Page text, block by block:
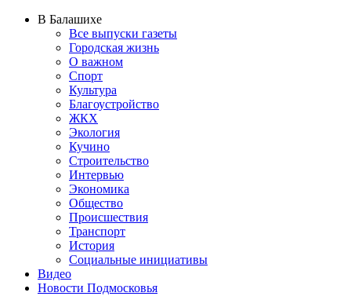
В Балашихе
Все выпуски газеты
Городская жизнь
О важном
Спорт
Культура
Благоустройство
ЖКХ
Экология
Кучино
Строительство
Интервью
Экономика
Общество
Происшествия
Транспорт
История
Социальные инициативы
Видео
Новости Подмосковья